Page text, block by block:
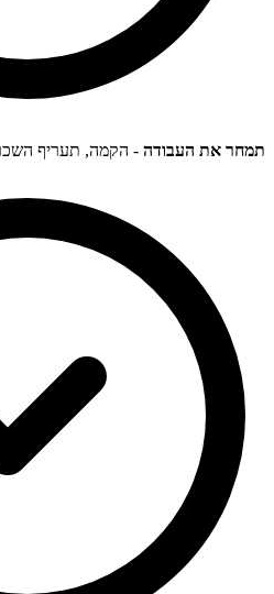
תמחר את העבודה - הקמה, תעריף